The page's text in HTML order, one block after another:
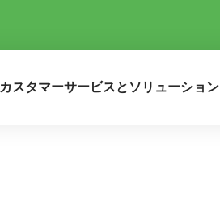
カスタマーサービスとソリューション